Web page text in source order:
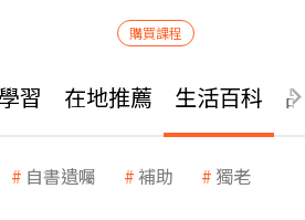
購買課程
習 在地推薦 生活百科
自書遺囑 補助 獨老